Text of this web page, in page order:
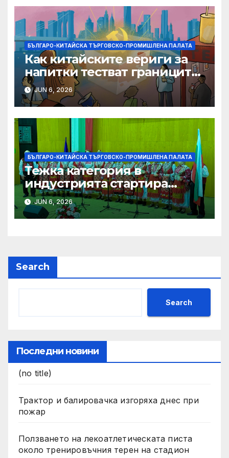
БЪЛГАРО-КИТАЙСКА ТЪРГОВСКО-ПРОМИШЛЕНА ПАЛАТА
Как китайските вериги за
напитки тестват границите
на меката сила
JUN 6, 2026
БЪЛГАРО-КИТАЙСКА ТЪРГОВСКО-ПРОМИШЛЕНА ПАЛАТА
Тежка категория в
индустрията стартира
алианс за космическа
слънчева енергия
JUN 6, 2026
Search
Search
Последни новини
(no title)
Трактор и балировачка изгоряха днес при
пожар
Ползването на лекоатлетическата писта
около тренировъчния терен на стадион